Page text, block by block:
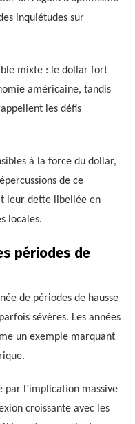
inquiétudes sur
mixte : le dollar fort
américaine, tandis
les défis
à la force du dollar,
de ce
leur dette libellée en
locales.
périodes de
de périodes de hausse
sévères. Les années
un exemple marquant
par l’implication massive
croissante avec les